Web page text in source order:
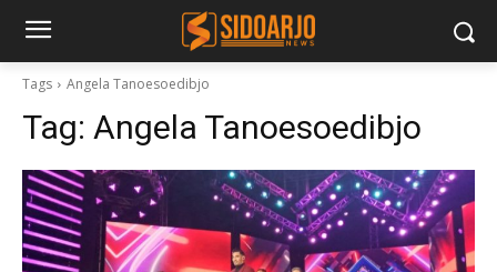
Tags Angela Tanoesoedibjo
Tag: Angela Tanoesoedibjo